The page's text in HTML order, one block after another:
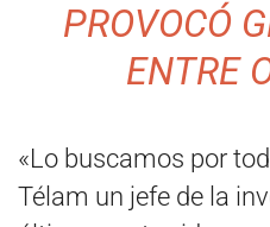
PROVOCÓ
ENTRE
«Lo buscamos por
Télam un jefe de la